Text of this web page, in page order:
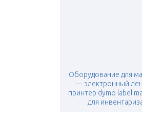
Оборудование для
— электронный
принтер dymo label
для